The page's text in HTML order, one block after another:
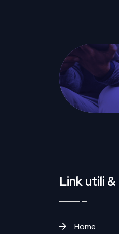
Link utili &
Home